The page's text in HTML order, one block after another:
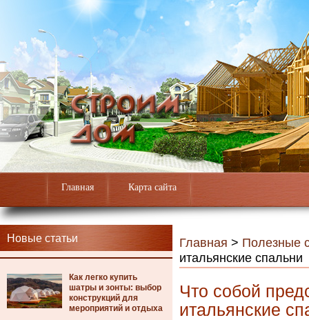
Главная Карта сайта
Новые статьи
Как легко купить
шатры и зонты: выбор
конструкций для
мероприятий и отдыха
Главная > Полезные
итальянские спальни
Что собой
итальянские